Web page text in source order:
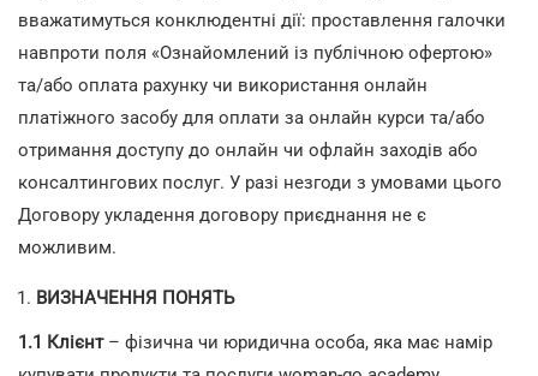
вважатимуться конклюдентні дії: проставлення галочки
навпроти поля «Ознайомлений із публічною офертою»
та/або оплата рахунку чи використання онлайн
платіжного засобу для оплати за онлайн курси та/або
отримання доступу до онлайн чи офлайн заходів або
консалтингових послуг. У разі незгоди з умовами цього
Договору укладення договору приєднання не є
можливим.
ВИЗНАЧЕННЯ ПОНЯТЬ
1.1 Клієнт– фізична чи юридична особа, яка має намір